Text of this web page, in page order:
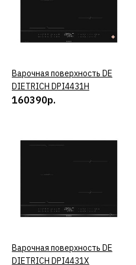
КУПИТЬ
Варочная поверхность DE
DIETRICH DPI4431H
160390р.
КУПИТЬ
Варочная поверхность DE
DIETRICH DPI4431X